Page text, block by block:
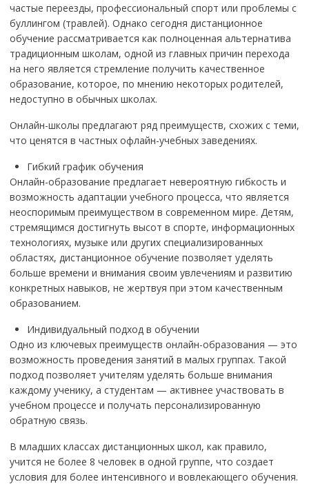
частые переезды, профессиональный спорт или проблемы с
буллингом (травлей). Однако сегодня дистанционное
обучение рассматривается как полноценная альтернатива
традиционным школам, одной из главных причин перехода
на него является стремление получить качественное
образование, которое, по мнению некоторых родителей,
недоступно в обычных школах.
Онлайн-школы предлагают ряд преимуществ, схожих с теми,
что ценятся в частных офлайн-учебных заведениях.
Гибкий график обучения
Онлайн-образование предлагает невероятную гибкость и
возможность адаптации учебного процесса, что является
неоспоримым преимуществом в современном мире. Детям,
стремящимся достигнуть высот в спорте, информационных
технологиях, музыке или других специализированных
областях, дистанционное обучение позволяет уделять
больше времени и внимания своим увлечениям и развитию
конкретных навыков, не жертвуя при этом качественным
образованием.
Индивидуальный подход в обучении
Одно из ключевых преимуществ онлайн-образования — это
возможность проведения занятий в малых группах. Такой
подход позволяет учителям уделять больше внимания
каждому ученику, а студентам — активнее участвовать в
учебном процессе и получать персонализированную
обратную связь.
В младших классах дистанционных школ, как правило,
учится не более 8 человек в одной группе, что создает
условия для более интенсивного и вовлекающего обучения.